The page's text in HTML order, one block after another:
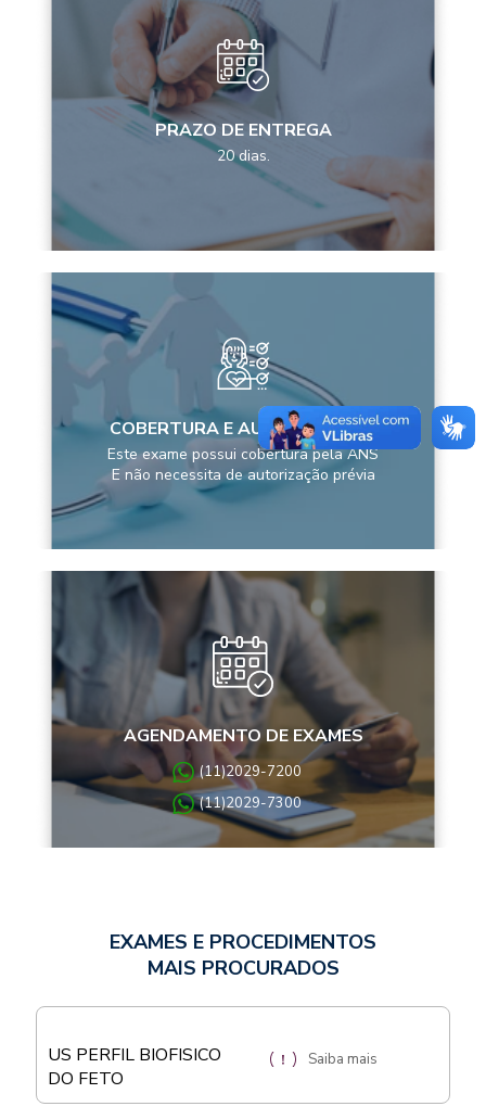
PRAZO DE ENTREGA
20 dias.
COBERTURA E AUTORIZAÇÕES
Este exame possui cobertura pela ANS
E não necessita de autorização prévia
AGENDAMENTO DE EXAMES
(11)2029-7200
(11)2029-7300
EXAMES E PROCEDIMENTOS
MAIS PROCURADOS
US PERFIL BIOFISICO
DO FETO
Saiba mais